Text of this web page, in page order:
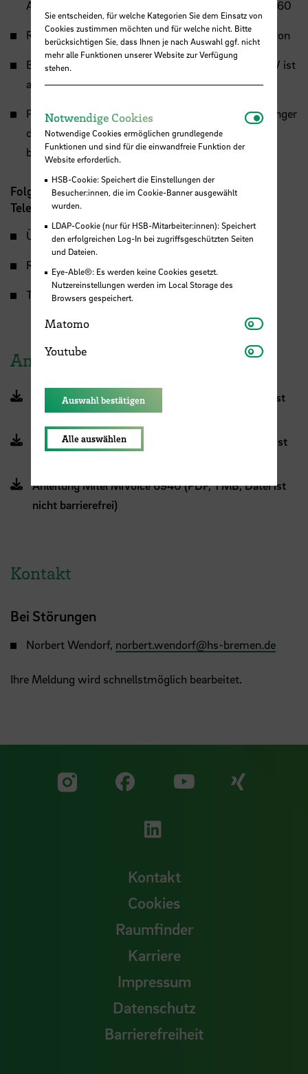
Anrufbeantworters: Wie gehabt über Anwahl der 060
Rufumleitung: Über die Taste „Umleitung“ am Telefon
Bedienung automatischer Kundenleitsysteme: MFV ist
automatisch aktiviert
Programmierung von Tasten: Gewünschte Taste länger
drücken (Sondertasten müssen über BREKOM
beauftragt werden)
Folgende Funktionen werden über die Tasten im
Telefonmenü angeboten:
Übergabe eines Gespräches
Rückfrage während eines Gespräches
Telefonkonferenz
Anleitungen
Anleitung Mitel MiVoice 6920 (PDF, 1 MB, Datei ist
nicht barrierefrei)
Anleitung Mitel MiVoice 6930 (PDF, 2 MB, Datei ist
Anleitung Mitel MiVoice 6940 (PDF, 1 MB, Datei ist
nicht barrierefrei)
Kontakt
Bei Störungen
Norbert Wendorf, norbert.wendorf@hs-bremen.de
Ihre Meldung wird schnellstmöglich bearbeitet.
Zu unserer Facebook
Zu
Zu unserer
Kontakt
Cookies
Raumfinder
Karriere
Impressum
Datenschutz
Barrierefreiheit
Sie entscheiden, für welche Kategorien Sie dem Einsatz von
Cookies zustimmen möchten und für welche nicht. Bitte
berücksichtigen Sie, dass Ihnen je nach Auswahl ggf. nicht
mehr alle Funktionen unserer Website zur Verfügung
stehen.
Notwendige Cookies
Notwendige Cookies ermöglichen grundlegende
Funktionen und sind für die einwandfreie Funktion der
Website erforderlich.
HSB-Cookie: Speichert die Einstellungen der
Besucher:innen, die im Cookie-Banner ausgewählt
wurden.
LDAP-Cookie (nur für HSB-Mitarbeiter:innen): Speichert
den erfolgreichen Log-In bei zugriffsgeschützten Seiten
und Dateien.
Eye-Able®: Es werden keine Cookies gesetzt.
Nutzereinstellungen werden im Local Storage des
Browsers gespeichert.
Matomo Matomo
Youtube Youtube
Auswahl bestätigen
Alle auswählen